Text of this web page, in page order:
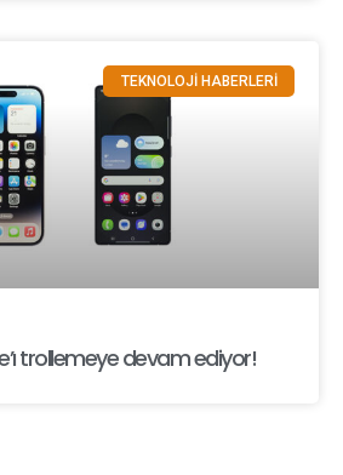
TEKNOLOJİ HABERLERİ
trollemeye devam ediyor!